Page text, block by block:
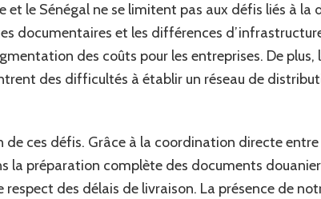
et le Sénégal ne se limitent pas aux défis liés à la
documentaires et les différences
des coûts pour les entreprises. De plus,
des difficultés à établir un réseau de
ces défis. Grâce à la coordination directe entre
la préparation complète des documents
des délais de livraison. La présence de